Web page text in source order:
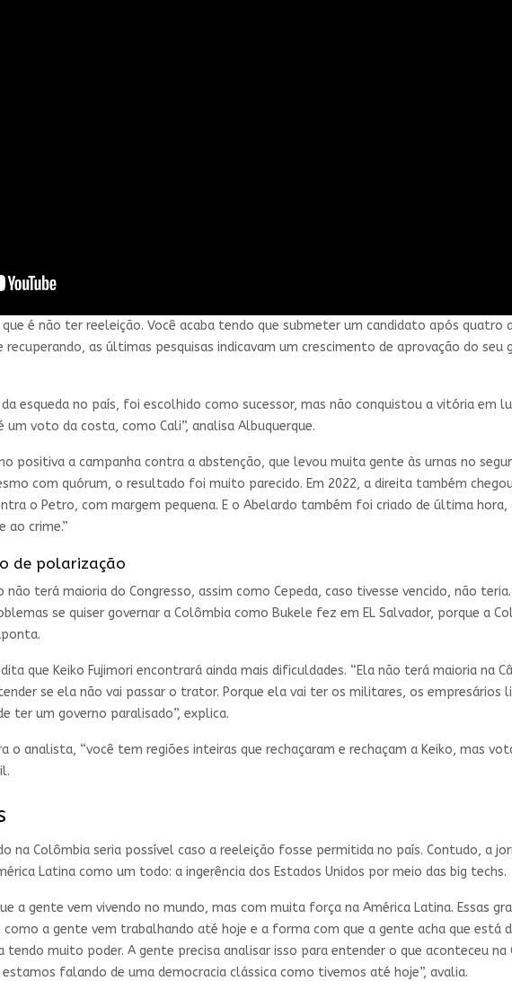
é não ter reeleição. Você acaba tendo que submeter um candidato após
recuperando, as últimas pesquisas indicavam um crescimento de aprovação do
esqueda no país, foi escolhido como sucessor, mas não conquistou a vitória em
voto da costa, como Cali”, analisa Albuquerque.
positiva a campanha contra a abstenção, que levou muita gente às urnas no
com quórum, o resultado foi muito parecido. Em 2022, a direita também
o Petro, com margem pequena. E o Abelardo também foi criado de última
ao crime.”
de polarização
não terá maioria do Congresso, assim como Cepeda, caso tivesse vencido, não
se quiser governar a Colômbia como Bukele fez em EL Salvador, porque a
que Keiko Fujimori encontrará ainda mais dificuldades. “Ela não terá maioria na
se ela não vai passar o trator. Porque ela vai ter os militares, os empresários
ter um governo paralisado”, explica.
o analista, “você tem regiões inteiras que rechaçaram e rechaçam a Keiko, mas
na Colômbia seria possível caso a reeleição fosse permitida no país. Contudo, a
Latina como um todo: a ingerência dos Estados Unidos por meio das big techs.
a gente vem vivendo no mundo, mas com muita força na América Latina. Essas
como a gente vem trabalhando até hoje e a forma com que a gente acha que está
muito poder. A gente precisa analisar isso para entender o que aconteceu na
falando de uma democracia clássica como tivemos até hoje”, avalia.